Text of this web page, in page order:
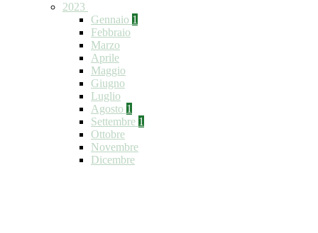
2023
Gennaio 1
Febbraio
Marzo
Aprile
Maggio
Giugno
Luglio
Agosto 1
Settembre 1
Ottobre
Novembre
Dicembre